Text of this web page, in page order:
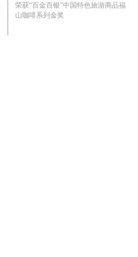
荣获“百金百银”中国特色旅游商品福
山咖啡系列金奖